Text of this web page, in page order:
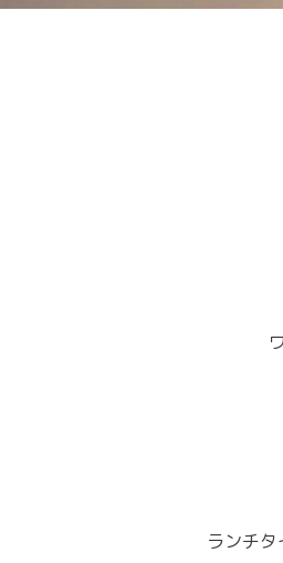
ランチ